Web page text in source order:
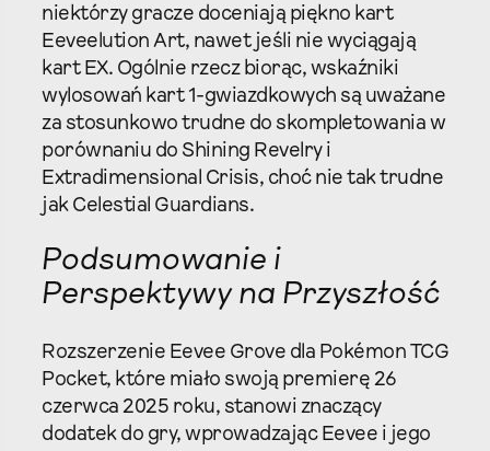
niektórzy gracze doceniają piękno kart
Eeveelution Art, nawet jeśli nie wyciągają
kart EX. Ogólnie rzecz biorąc, wskaźniki
wylosowań kart 1-gwiazdkowych są uważane
za stosunkowo trudne do skompletowania w
porównaniu do Shining Revelry i
Extradimensional Crisis, choć nie tak trudne
jak Celestial Guardians.
Podsumowanie i
Perspektywy na Przyszłość
Rozszerzenie Eevee Grove dla Pokémon TCG
Pocket, które miało swoją premierę 26
czerwca 2025 roku, stanowi znaczący
dodatek do gry, wprowadzając Eevee i jego